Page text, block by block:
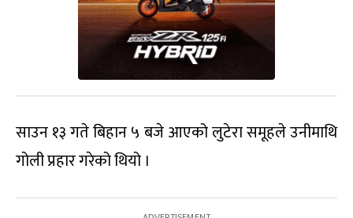
साउन १३ गते बिहान ५ बजे आएको लुटेरा समूहले उनीमाथि
गोली प्रहार गरेको थियो ।